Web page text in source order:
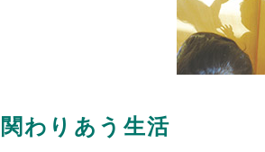
関わりあう生活